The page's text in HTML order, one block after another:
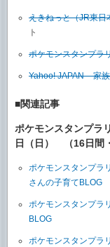
えきねっと（JR東日
ト
ポケモンスタンプラ
Yahoo! JAPAN – 家
■関連記事
ポケモンスタンプ
日（日） （16日間
ポケモンスタンプ
さんの子育てBLOG
ポケモンスタンプラ
BLOG
ポケモンスタンプラ